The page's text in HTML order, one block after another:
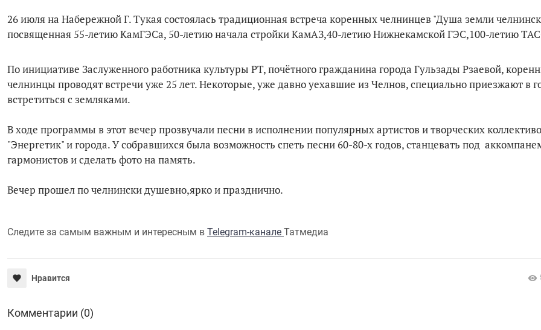
26 июля на Набережной Г. Тукая состоялась традиционная встреча коренных челнинцев "Душа земли
посвященная 55-летию КамГЭСа, 50-летию начала стройки КамАЗ,40-летию Нижнекамской ГЭС,100-летию
По инициативе Заслуженного работника культуры РТ, почётного гражданина города Гульзады Рзаевой,
челнинцы проводят встречи уже 25 лет. Некоторые, уже давно уехавшие из Челнов, специально приезжают в
встретиться с земляками.
В ходе программы в этот вечер прозвучали песни в исполнении популярных артистов и творческих
"Энергетик" и города. У собравшихся была возможность спеть песни 60-80-х годов, станцевать под
гармонистов и сделать фото на память.
Вечер прошел по челнински душевно,ярко и празднично.
Следите за самым важным и интересным в Telegram-канале Татмедиа
Нравится
Комментарии (0)